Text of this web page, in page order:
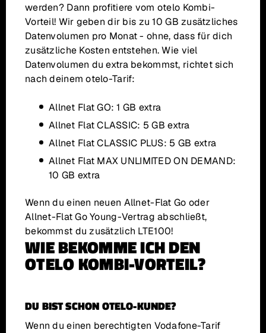
werden? Dann profitiere vom otelo Kombi-
Vorteil! Wir geben dir bis zu 10 GB zusätzliches
Datenvolumen pro Monat - ohne, dass für dich
zusätzliche Kosten entstehen. Wie viel
Datenvolumen du extra bekommst, richtet sich
nach deinem otelo-Tarif:
Allnet Flat GO: 1 GB extra
Allnet Flat CLASSIC: 5 GB extra
Allnet Flat CLASSIC PLUS: 5 GB extra
Allnet Flat MAX UNLIMITED ON DEMAND:
10 GB extra
Wenn du einen neuen Allnet-Flat Go oder
Allnet-Flat Go Young-Vertrag abschließt,
bekommst du zusätzlich LTE100!
WIE BEKOMME ICH DEN
OTELO KOMBI-VORTEIL?
DU BIST SCHON OTELO-KUNDE?
Wenn du einen berechtigten Vodafone-Tarif